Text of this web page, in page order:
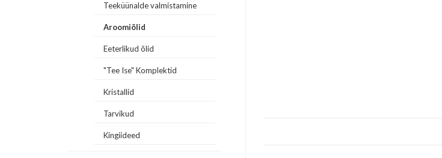
Teeküünalde valmistamine
Aroomiõlid
Eeterlikud õlid
"Tee Ise" Komplektid
Kristallid
Tarvikud
Kingiideed